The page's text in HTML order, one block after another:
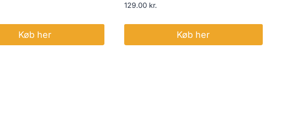
Køb her
129.00 kr.
Køb her